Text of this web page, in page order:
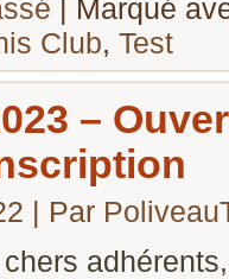
| Marqué
Club, Test
–
| Par
adhérents,